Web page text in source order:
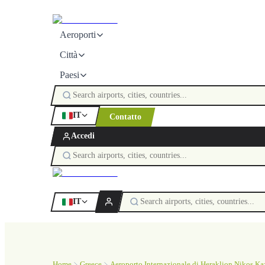
Aeroporti
Città
Paesi
IT Contatto
Accedi
IT